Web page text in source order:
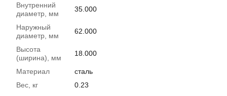
Внутренний
диаметр, мм
35.000
Наружный
диаметр, мм
62.000
Высота
(ширина), мм
18.000
Материал
сталь
Вес, кг
0.23